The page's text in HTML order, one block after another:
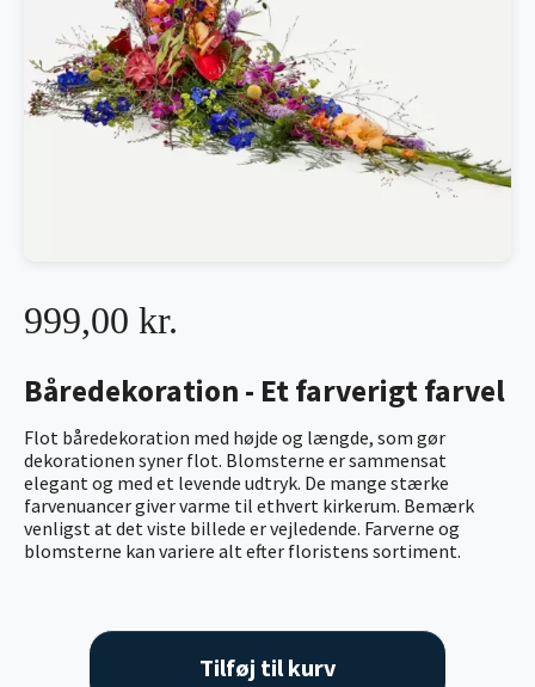
Båredekoration - Et farverigt farvel
Flot båredekoration med højde og længde, som gør
dekorationen syner flot. Blomsterne er sammensat
elegant og med et levende udtryk. De mange stærke
farvenuancer giver varme til ethvert kirkerum. Bemærk
venligst at det viste billede er vejledende. Farverne og
blomsterne kan variere alt efter floristens sortiment.
999,00 kr.
Tilføj til kurv